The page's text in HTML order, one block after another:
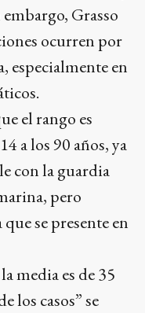
Grasso
ocurren por
especialmente en
el rango es
a los 90 años, ya
con la guardia
pero
se presente en
media es de 35
los casos” se